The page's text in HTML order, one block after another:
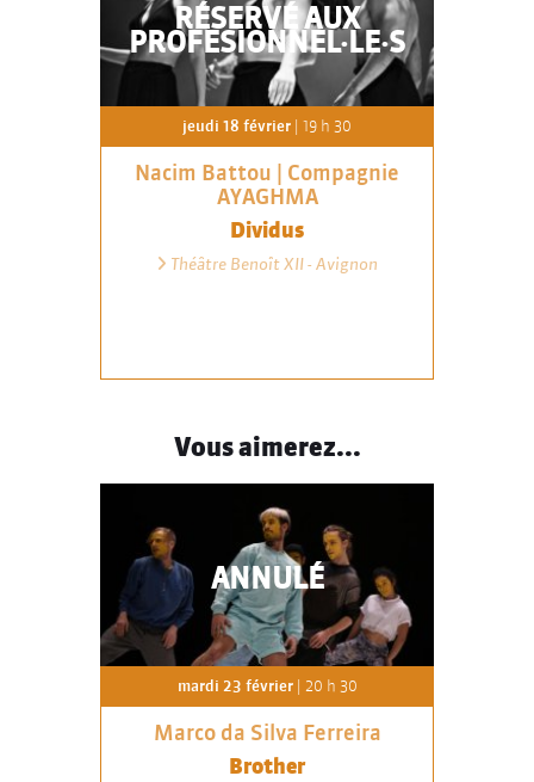
RÉSERVÉ AUX
PROFESIONNEL·LE·S
jeudi 18 février | 19 h 30
Nacim Battou | Compagnie
AYAGHMA
Dividus
Théâtre Benoît XII - Avignon
Vous aimerez...
ANNULÉ
mardi 23 février| 20 h 30
Marco da Silva Ferreira
Brother